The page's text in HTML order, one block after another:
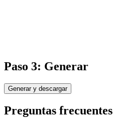
Paso 3: Generar
Generar y descargar
Preguntas frecuentes